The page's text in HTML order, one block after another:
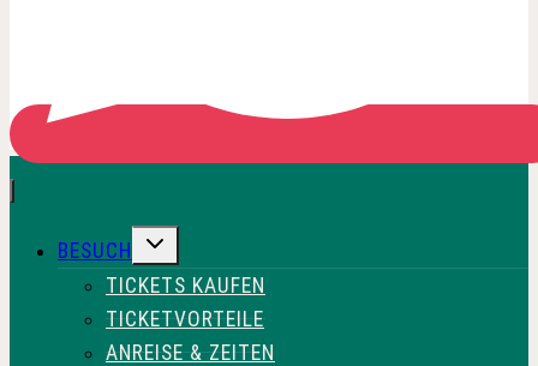
BESUCH
UNTERMENÜ
TICKETS KAUFEN
TICKETVORTEILE
ANREISE & ZEITEN